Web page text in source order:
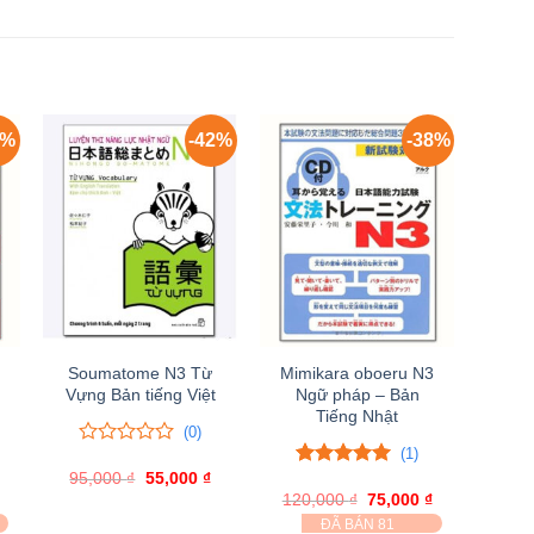
-42%
Soumatome N3 Từ
Vựng Bản tiếng Việt
trên
(0)
95,000₫ Giá
55,000 ₫Giá
-38%
Mimikara oboeru N3
Ngữ pháp – Bản
Tiếng Nhật
đánh giá
(1)
120,000₫ Giá
gốc
75,000 ₫Giá
hiện
ĐÃ BÁN 81